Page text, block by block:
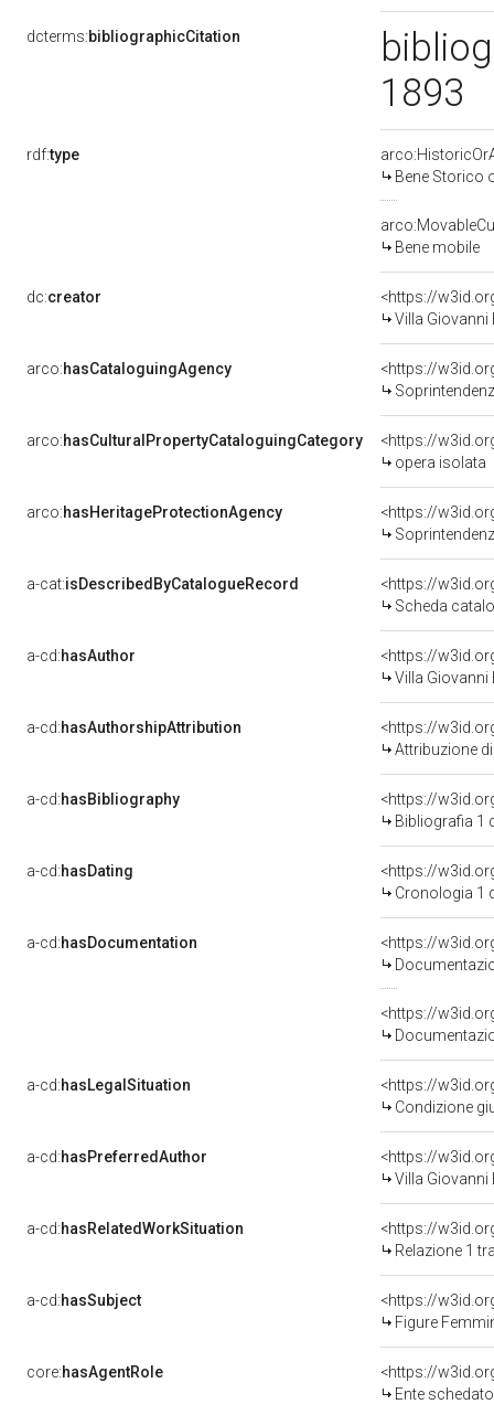
dcterms:bibliographicCitation
1893
rdf:type
Bene Storico
Bene mobile
dc:creator
<https://
Villa
arco:hasCataloguingAgency
<https://
arco:hasCulturalPropertyCataloguingCategory
<https://
opera isolata
arco:hasHeritageProtectionAgency
<https://
Soprintendenza
a-cat:isDescribedByCatalogueRecord
<https://
Scheda
a-cd:hasAuthor
<https://
Villa
a-cd:hasAuthorshipAttribution
<https://
Attribuzione
a-cd:hasBibliography
<https://
Bibliografia 1
a-cd:hasDating
<https://
Cronologia 1
a-cd:hasDocumentation
a-cd:hasLegalSituation
<https://
Condizione
a-cd:hasPreferredAuthor
<https://
Villa
a-cd:hasRelatedWorkSituation
Relazione 1
a-cd:hasSubject
<https://
Figure
core:hasAgentRole
<https://
Ente schedatore